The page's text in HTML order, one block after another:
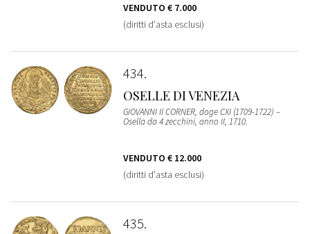
VENDUTO € 7.000
(diritti d'asta esclusi)
434
OSELLE DI VENEZIA
GIOVANNI II CORNER, doge CXI (1709-1722) –
Osella da 4 zecchini, anno II, 1710.
VENDUTO € 12.000
(diritti d'asta esclusi)
435